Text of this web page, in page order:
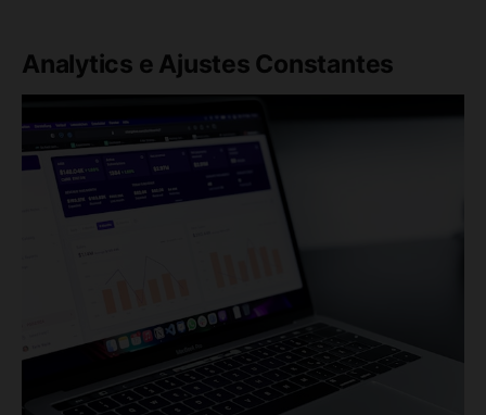
Analytics e Ajustes Constantes